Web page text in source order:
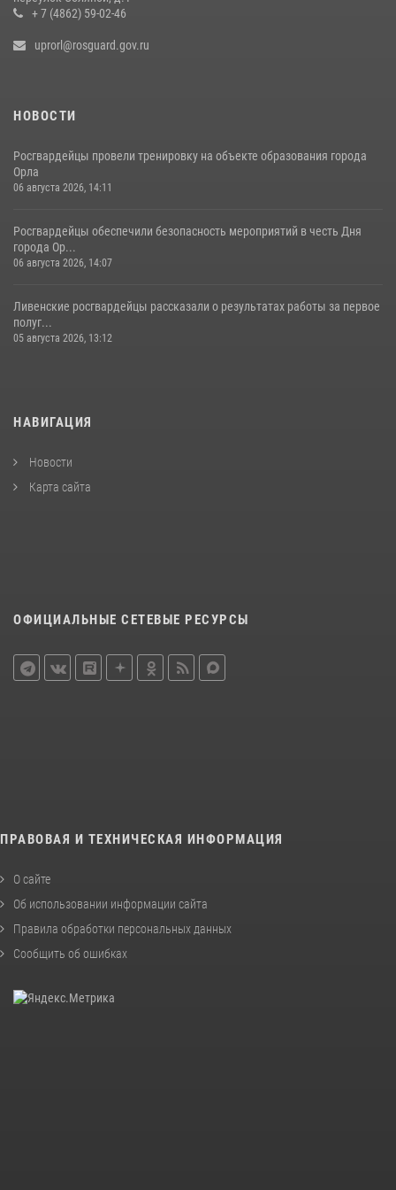
+ 7 (4862) 59-02-46
uprorl@rosguard.gov.ru
НОВОСТИ
Росгвардейцы провели тренировку на объекте образования города
Орла
06 августа 2026, 14:11
Росгвардейцы обеспечили безопасность мероприятий в честь Дня
города Ор...
06 августа 2026, 14:07
Ливенские росгвардейцы рассказали о результатах работы за первое
полуг...
05 августа 2026, 13:12
НАВИГАЦИЯ
Новости
Карта сайта
ОФИЦИАЛЬНЫЕ СЕТЕВЫЕ РЕСУРСЫ
ПРАВОВАЯ И ТЕХНИЧЕСКАЯ ИНФОРМАЦИЯ
О сайте
Об использовании информации сайта
Правила обработки персональных данных
Сообщить об ошибках